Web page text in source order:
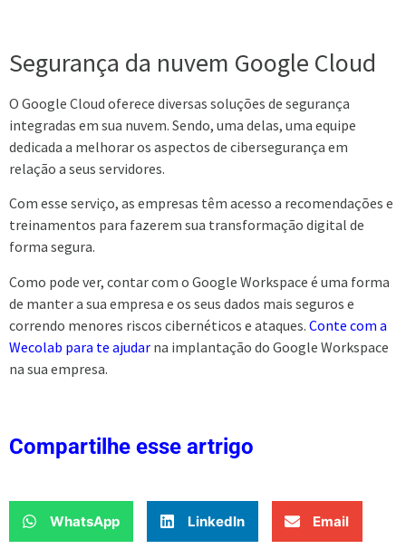
Segurança da nuvem Google Cloud
O Google Cloud oferece diversas soluções de segurança
integradas em sua nuvem. Sendo, uma delas, uma equipe
dedicada a melhorar os aspectos de cibersegurança em
relação a seus servidores.
Com esse serviço, as empresas têm acesso a recomendações e
treinamentos para fazerem sua transformação digital de
forma segura.
Como pode ver, contar com o Google Workspace é uma forma
de manter a sua empresa e os seus dados mais seguros e
correndo menores riscos cibernéticos e ataques. Conte com a
Wecolab para te ajudar na implantação do Google Workspace
na sua empresa.
Compartilhe esse artrigo
WhatsApp LinkedIn Email